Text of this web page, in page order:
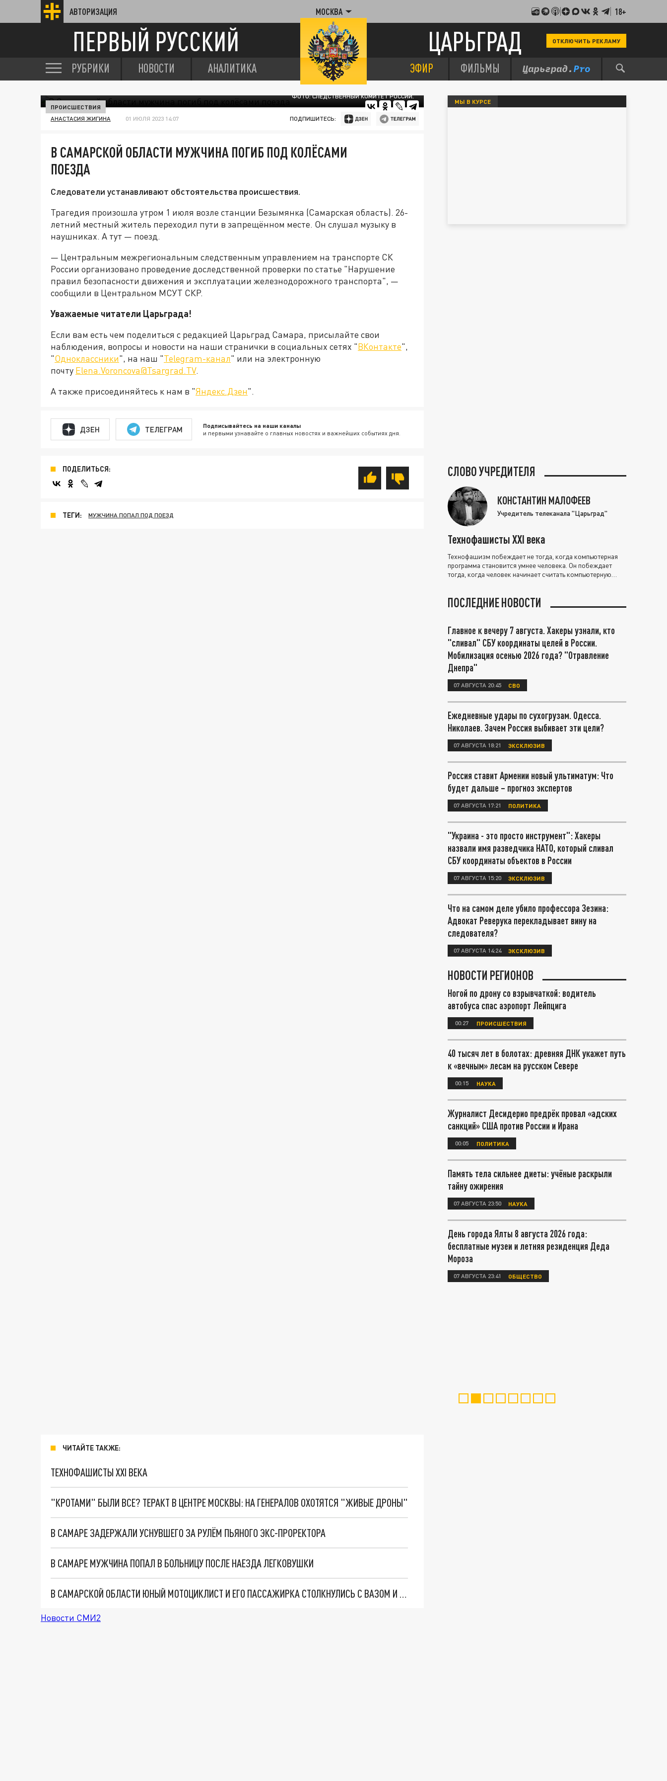
АВТОРИЗАЦИЯ МОСКВА 18+
ПЕРВЫЙ РУССКИЙ ЦАРЬГРАД ОТКЛЮЧИТЬ РЕКЛАМУ
РУБРИКИ НОВОСТИ АНАЛИТИКА ЭФИР ФИЛЬМЫ
ФОТО: СЛЕДСТВЕННЫЙ КОМИТЕТ РОССИИ.
ПРОИСШЕСТВИЯ
АНАСТАСИЯ ЖИГИНА 01 ИЮЛЯ 2023 14:07 ПОДПИШИТЕСЬ:
В САМАРСКОЙ ОБЛАСТИ МУЖЧИНА ПОГИБ ПОД КОЛЁСАМИ
ПОЕЗДА
Следователи устанавливают обстоятельства происшествия.
Трагедия произошла утром 1 июля возле станции Безымянка (Самарская область). 26-
летний местный житель переходил пути в запрещённом месте. Он слушал музыку в
наушниках. А тут — поезд.
— Центральным межрегиональным следственным управлением на транспорте СК
России организовано проведение доследственной проверки по статье "Нарушение
правил безопасности движения и эксплуатации железнодорожного транспорта", —
сообщили в Центральном МСУТ СКР.
Уважаемые читатели Царьграда!
Если вам есть чем поделиться с редакцией Царьград Самара, присылайте свои
наблюдения, вопросы и новости на наши странички в социальных сетях "ВКонтакте",
"Одноклассники", на наш "Telegram-канал" или на электронную
почту Elena.Voroncova@Tsargrad.TV.
А также присоединяйтесь к нам в "Яндекс.Дзен".
ДЗЕН ТЕЛЕГРАМ Подписывайтесь на наши каналы
и первыми узнавайте о главных новостях и важнейших событиях дня.
ПОДЕЛИТЬСЯ:
ТЕГИ: МУЖЧИНА ПОПАЛ ПОД ПОЕЗД
ЧИТАЙТЕ ТАКЖЕ:
ТЕХНОФАШИСТЫ XXI ВЕКА
"КРОТАМИ" БЫЛИ ВСЕ? ТЕРАКТ В ЦЕНТРЕ МОСКВЫ: НА ГЕНЕРАЛОВ ОХОТЯТСЯ "ЖИВЫЕ ДРОНЫ"
В САМАРЕ ЗАДЕРЖАЛИ УСНУВШЕГО ЗА РУЛЁМ ПЬЯНОГО ЭКС-ПРОРЕКТОРА
В САМАРЕ МУЖЧИНА ПОПАЛ В БОЛЬНИЦУ ПОСЛЕ НАЕЗДА ЛЕГКОВУШКИ
В САМАРСКОЙ ОБЛАСТИ ЮНЫЙ МОТОЦИКЛИСТ И ЕГО ПАССАЖИРКА СТОЛКНУЛИСЬ С ВАЗОМ И ПОПАЛИ В БОЛЬНИЦУ
Новости СМИ2
МЫ В КУРСЕ
СЛОВО УЧРЕДИТЕЛЯ
КОНСТАНТИН МАЛОФЕЕВ
Учредитель телеканала "Царьград"
Технофашисты XXI века
Технофашизм побеждает не тогда, когда компьютерная
программа становится умнее человека. Он побеждает
тогда, когда человек начинает считать компьютерную
ПОСЛЕДНИЕ НОВОСТИ
Главное к вечеру 7 августа. Хакеры узнали, кто
"сливал" СБУ координаты целей в России.
Мобилизация осенью 2026 года? "Отравление
Днепра"
07 АВГУСТА 20:45 СВО
Ежедневные удары по сухогрузам. Одесса.
Николаев. Зачем Россия выбивает эти цели?
07 АВГУСТА 18:21 ЭКСКЛЮЗИВ
Россия ставит Армении новый ультиматум: Что
будет дальше – прогноз экспертов
07 АВГУСТА 17:21 ПОЛИТИКА
"Украина - это просто инструмент": Хакеры
назвали имя разведчика НАТО, который сливал
СБУ координаты объектов в России
07 АВГУСТА 15:20 ЭКСКЛЮЗИВ
Что на самом деле убило профессора Зезина:
Адвокат Реверука перекладывает вину на
следователя?
07 АВГУСТА 14:24 ЭКСКЛЮЗИВ
НОВОСТИ РЕГИОНОВ
Ногой по дрону со взрывчаткой: водитель
автобуса спас аэропорт Лейпцига
00:27 ПРОИСШЕСТВИЯ
40 тысяч лет в болотах: древняя ДНК укажет путь
к «вечным» лесам на русском Севере
00:15 НАУКА
Журналист Десидерио предрёк провал «адских
санкций» США против России и Ирана
00:05 ПОЛИТИКА
Память тела сильнее диеты: учёные раскрыли
тайну ожирения
07 АВГУСТА 23:50 НАУКА
День города Ялты 8 августа 2026 года:
бесплатные музеи и летняя резиденция Деда
Мороза
07 АВГУСТА 23:41 ОБЩЕСТВО